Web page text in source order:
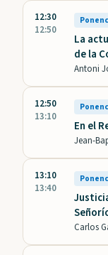
12:30
12:50
La
de la
Antoni
12:50
13:10
En el
Jean-
13:10
13:40
Carlos